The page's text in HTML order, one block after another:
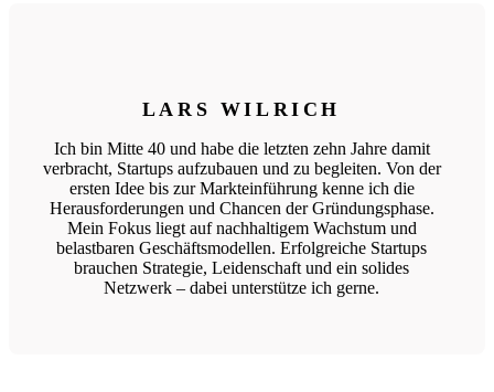
LARS WILRICH
Ich bin Mitte 40 und habe die letzten zehn Jahre damit
verbracht, Startups aufzubauen und zu begleiten. Von der
ersten Idee bis zur Markteinführung kenne ich die
Herausforderungen und Chancen der Gründungsphase.
Mein Fokus liegt auf nachhaltigem Wachstum und
belastbaren Geschäftsmodellen. Erfolgreiche Startups
brauchen Strategie, Leidenschaft und ein solides
Netzwerk – dabei unterstütze ich gerne.